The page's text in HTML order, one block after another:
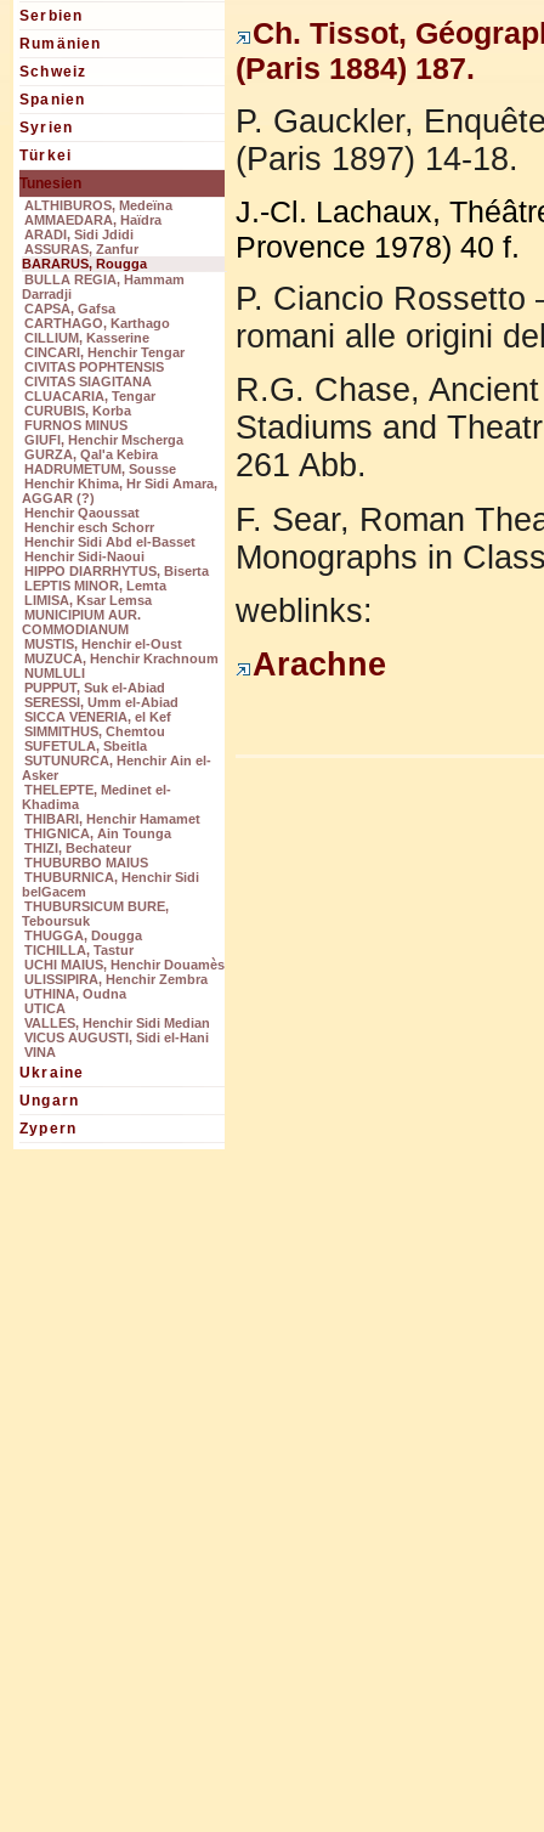
Serbien
Rumänien
Schweiz
Spanien
Syrien
Türkei
Tunesien
ALTHIBUROS, Medeïna
AMMAEDARA, Haïdra
ARADI, Sidi Jdidi
ASSURAS, Zanfur
BARARUS, Rougga
BULLA REGIA, Hammam
Darradji
CAPSA, Gafsa
CARTHAGO, Karthago
CILLIUM, Kasserine
CINCARI, Henchir Tengar
CIVITAS POPHTENSIS
CIVITAS SIAGITANA
CLUACARIA, Tengar
CURUBIS, Korba
FURNOS MINUS
GIUFI, Henchir Mscherga
GURZA, Qal'a Kebira
HADRUMETUM, Sousse
Henchir Khima, Hr Sidi Amara,
AGGAR (?)
Henchir Qaoussat
Henchir esch Schorr
Henchir Sidi Abd el-Basset
Henchir Sidi-Naoui
HIPPO DIARRHYTUS, Biserta
LEPTIS MINOR, Lemta
LIMISA, Ksar Lemsa
MUNICIPIUM AUR.
COMMODIANUM
MUSTIS, Henchir el-Oust
MUZUCA, Henchir Krachnoum
NUMLULI
PUPPUT, Suk el-Abiad
SERESSI, Umm el-Abiad
SICCA VENERIA, el Kef
SIMMITHUS, Chemtou
SUFETULA, Sbeitla
SUTUNURCA, Henchir Ain el-
Asker
THELEPTE, Medinet el-
Khadima
THIBARI, Henchir Hamamet
THIGNICA, Ain Tounga
THIZI, Bechateur
THUBURBO MAIUS
THUBURNICA, Henchir Sidi
belGacem
THUBURSICUM BURE,
Teboursuk
THUGGA, Dougga
TICHILLA, Tastur
UCHI MAIUS, Henchir Douamès
ULISSIPIRA, Henchir Zembra
UTHINA, Oudna
UTICA
VALLES, Henchir Sidi Median
VICUS AUGUSTI, Sidi el-Hani
VINA
Ukraine
Ungarn
Zypern
Ch. Tissot,
(Paris 1884) 187.
P. Gauckler,
(Paris 1897) 14-18.
J.-Cl. Lachaux,
Provence 1978) 40 f.
P. Ciancio Rossetto
romani alle origini
R.G. Chase,
Stadiums and
261 Abb.
F. Sear, Roman
Monographs in
weblinks:
Arachne